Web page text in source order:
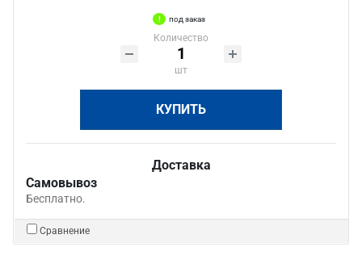
под заказ
Количество
шт
КУПИТЬ
Доставка
Самовывоз
Бесплатно.
Сравнение